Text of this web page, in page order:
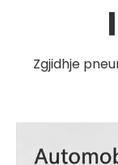
Zgjidhje